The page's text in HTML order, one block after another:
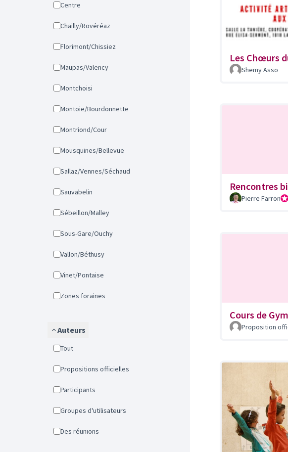
Centre
Chailly/Rovéréaz
Florimont/Chissiez
Maupas/Valency
Montchoisi
Montoie/Bourdonnette
Montriond/Cour
Mousquines/Bellevue
Sallaz/Vennes/Séchaud
Sauvabelin
Sébeillon/Malley
Sous-Gare/Ouchy
Vallon/Béthusy
Vinet/Pontaise
Zones foraines
Auteurs
Tout
Propositions officielles
Participants
Groupes d'utilisateurs
Des réunions
Les Chœurs
Shemy Asso
Rencontres
Pierre Farron
Cours de
Proposition